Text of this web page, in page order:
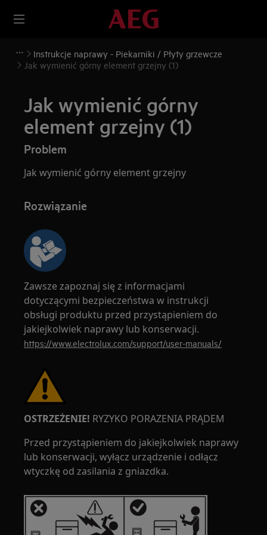
Instrukcje naprawy - Piekarniki / Płyty grzewcze
Jak wymienić górny element grzejny (1)
Jak wymienić górny
element grzejny (1)
Problem
Jak wymienić górny element grzejny
Rozwiązanie
Zawsze zapoznaj się z informacjami
dotyczącymi bezpieczeństwa w instrukcji
obsługi produktu przed przystąpieniem do
jakiejkolwiek naprawy lub konserwacji.
https://www.electrolux.com/support/user-manuals/
OSTRZEŻENIE! RYZYKO PORAZENIA PRĄDEM
Przed przystąpieniem do jakiejkolwiek naprawy
lub konserwacji, wyłącz urządzenie i odłącz
wtyczkę od zasilania z gniazdka.